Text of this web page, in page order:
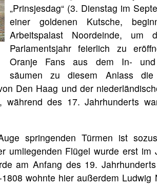
„Prinsjesdag“ (3. Dienstag im
einer goldenen Kutsche,
Arbeitspalast Noordeinde, um
Parlamentsjahr feierlich zu
Oranje Fans aus dem In- und
säumen zu diesem Anlass die
Den Haag und der
während des 17. Jahrhunderts
springenden Türmen ist
umliegenden Flügel wurde erst im
am Anfang des 19.
wohnte hier außerdem Ludwig